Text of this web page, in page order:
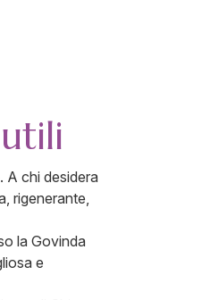
A chi desidera
rigenerante,
la Govinda
e